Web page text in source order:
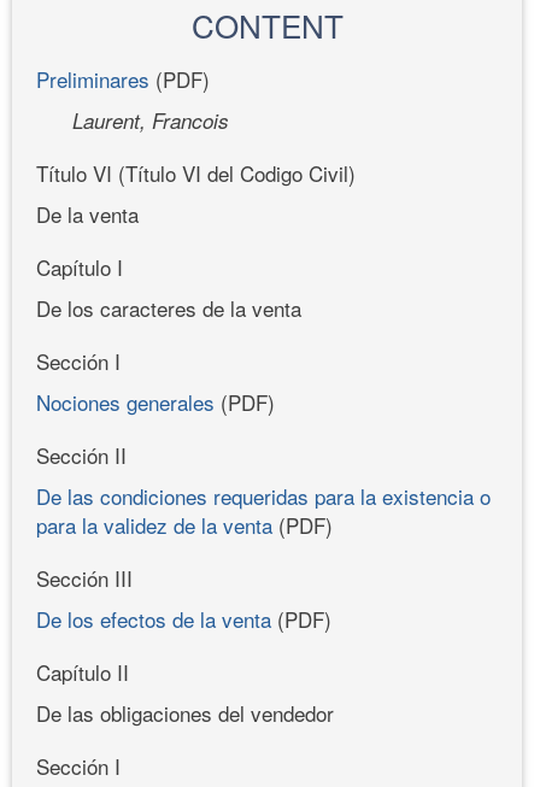
CONTENT
Preliminares (PDF)
Laurent, Francois
Título VI (Título VI del Codigo Civil)
De la venta
Capítulo I
De los caracteres de la venta
Sección I
Nociones generales (PDF)
Sección II
De las condiciones requeridas para la existencia o
para la validez de la venta (PDF)
Sección III
De los efectos de la venta (PDF)
Capítulo II
De las obligaciones del vendedor
Sección I